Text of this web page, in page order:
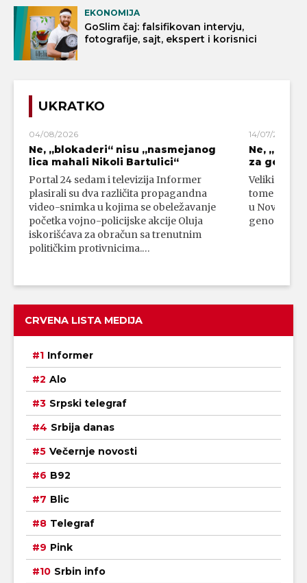
EKONOMIJA
GoSlim čaj: falsifikovan intervju,
fotografije, sajt, ekspert i korisnici
UKRATKO
04/08/2026
Ne, „blokaderi“ nisu „nasmejanog
lica mahali Nikoli Bartulici“
Portal 24 sedam i televizija Informer
plasirali su dva različita propagandna
video-snimka u kojima se obeležavanje
početka vojno-policijske akcije Oluja
iskorišćava za obračun sa trenutnim
političkim protivnicima.…
14/07/2026
Ne,
za
Veliki broj
tome da su
u Novom
genocidni
CRVENA LISTA MEDIJA
Informer
Alo
Srpski telegraf
Srbija danas
Večernje novosti
B92
Blic
Telegraf
Pink
Srbin info